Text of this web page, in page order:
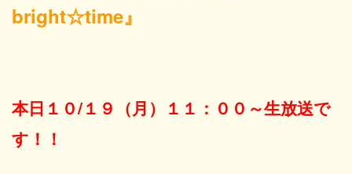
bright☆time』
本日１０/１９（月）１１：００～生放送で
す！！